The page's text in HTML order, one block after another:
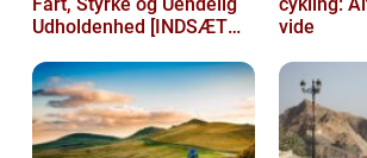
Udholdenhed [INDSÆT
vide